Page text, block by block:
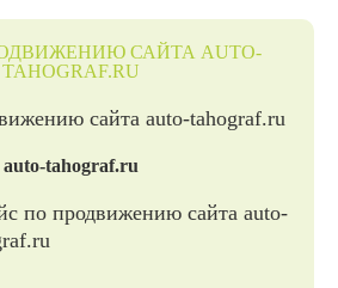
САЙТА AUTO-
TAHOGRAF.RU
auto-tahograf.ru